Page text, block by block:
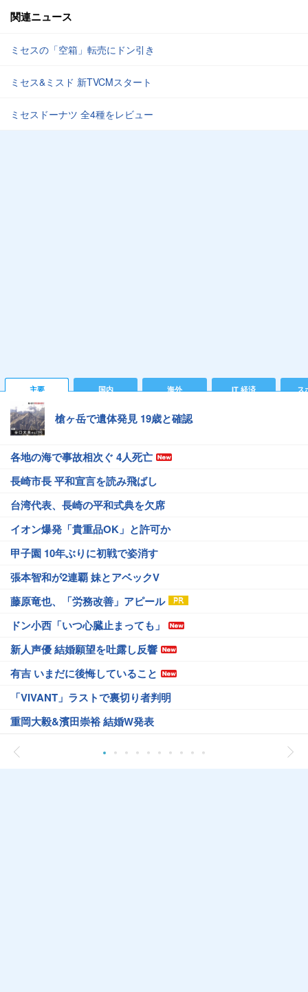
関連ニュース
ミセスの「空箱」転売にドン引き
ミセス&ミスド 新TVCMスタート
ミセスドーナツ 全4種をレビュー
主要 国内 海外 IT 経済 ス
槍ヶ岳で遺体発見 19歳と確認
各地の海で事故相次ぐ 4人死亡
長崎市長 平和宣言を読み飛ばし
台湾代表、長崎の平和式典を欠席
イオン爆発「貴重品OK」と許可か
甲子園 10年ぶりに初戦で姿消す
張本智和が2連覇 妹とアベックV
藤原竜也、「労務改善」アピール
ドン小西「いつ心臓止まっても」
新人声優 結婚願望を吐露し反響
有吉 いまだに後悔していること
「VIVANT」ラストで裏切り者判明
重岡大毅&濱田崇裕 結婚W発表